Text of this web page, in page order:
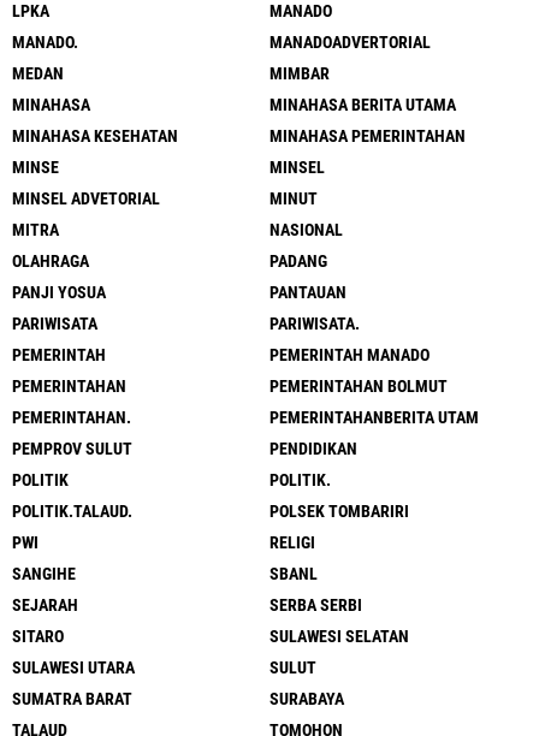
LPKA
MANADO
MANADO.
MANADOADVERTORIAL
MEDAN
MIMBAR
MINAHASA
MINAHASA BERITA UTAMA
MINAHASA KESEHATAN
MINAHASA PEMERINTAHAN
MINSE
MINSEL
MINSEL ADVETORIAL
MINUT
MITRA
NASIONAL
OLAHRAGA
PADANG
PANJI YOSUA
PANTAUAN
PARIWISATA
PARIWISATA.
PEMERINTAH
PEMERINTAH MANADO
PEMERINTAHAN
PEMERINTAHAN BOLMUT
PEMERINTAHAN.
PEMERINTAHANBERITA UTAM
PEMPROV SULUT
PENDIDIKAN
POLITIK
POLITIK.
POLITIK.TALAUD.
POLSEK TOMBARIRI
PWI
RELIGI
SANGIHE
SBANL
SEJARAH
SERBA SERBI
SITARO
SULAWESI SELATAN
SULAWESI UTARA
SULUT
SUMATRA BARAT
SURABAYA
TALAUD
TOMOHON